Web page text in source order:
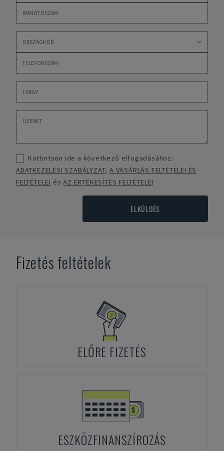
Kattintson ide a következő elfogadásához:
ADATKEZELÉSI SZABÁLYZAT,A VÁSÁRLÁS FELTÉTELEI ÉS
FELTÉTELEI ésAZ ÉRTÉKESÍTÉS FELTÉTELEI
ELKÜLDÉS
Fizetés feltételek
ELŐRE FIZETÉS
ESZKÖZFINANSZÍROZÁS